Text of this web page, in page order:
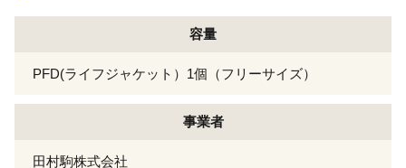
容量
PFD(ライフジャケット）1個（フリーサイズ）
事業者
田村駒株式会社